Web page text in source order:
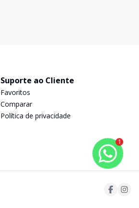
Suporte ao Cliente
Favoritos
Comparar
Política de privacidade
1